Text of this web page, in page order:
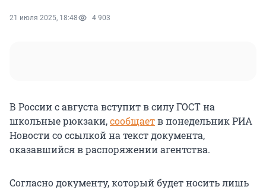
21 июля 2025, 18:48 4 903
В России с августа вступит в силу ГОСТ на
школьные рюкзаки,сообщаетв понедельник РИА
Новости со ссылкой на текст документа,
оказавшийся в распоряжении агентства.
Согласно документу, который будет носить лишь